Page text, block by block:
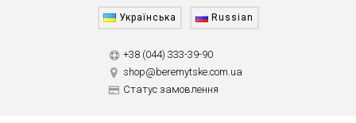
Українська Russian
+38 (044) 333-39-90
shop@beremytske.com.ua
Статус замовлення